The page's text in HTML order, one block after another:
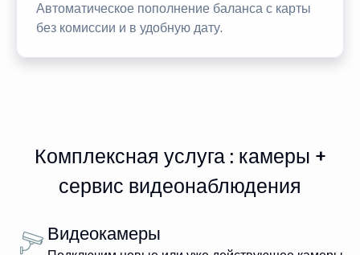
Автоматическое пополнение баланса с карты
без комиссии и в удобную дату.
Комплексная услуга : камеры +
сервис видеонаблюдения
Видеокамеры